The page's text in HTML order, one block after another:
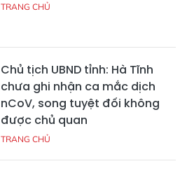
TRANG CHỦ
Chủ tịch UBND tỉnh: Hà Tĩnh
chưa ghi nhận ca mắc dịch
nCoV, song tuyệt đối không
được chủ quan
TRANG CHỦ